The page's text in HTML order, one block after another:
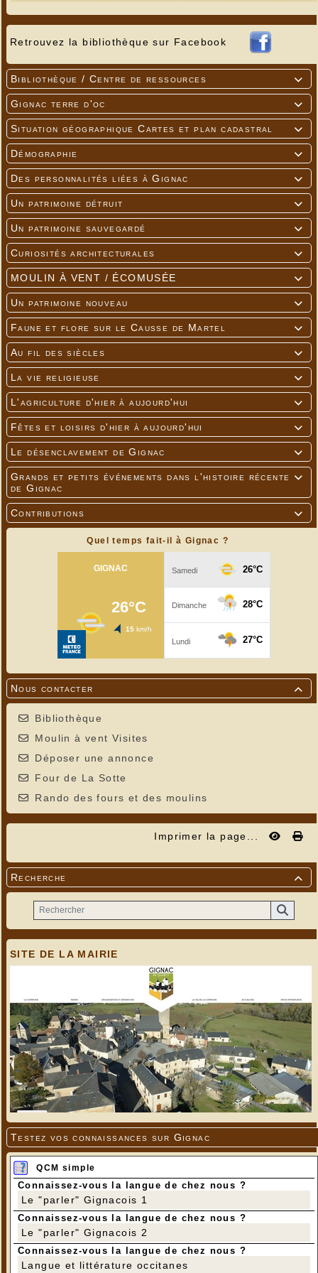
Retrouvez la bibliothèque sur Facebook

Bibliothèque / Centre de ressources

Gignac terre d'oc

Situation géographique Cartes et plan cadastral

Démographie

Des personnalités liées à Gignac

Un patrimoine détruit

Un patrimoine sauvegardé

Curiosités architecturales

MOULIN À VENT / ÉCOMUSÉE

Un patrimoine nouveau

Faune et flore sur le Causse de Martel

Au fil des siècles

La vie religieuse

L'agriculture d'hier à aujourd'hui

Fêtes et loisirs d'hier à aujourd'hui

Le désenclavement de Gignac

Grands et petits événements dans l'histoire récente
de Gignac

Contributions
Quel temps fait-il à Gignac ?

Nous contacter
Bibliothèque
Moulin à vent Visites
Déposer une annonce
Four de La Sotte
Rando des fours et des moulins
Imprimer la page...

Recherche
SITE DE LA MAIRIE
Testez vos connaissances sur Gignac
QCM simple
Connaissez-vous la langue de chez nous ?
Le "parler" Gignacois 1
Connaissez-vous la langue de chez nous ?
Le "parler" Gignacois 2
Connaissez-vous la langue de chez nous ?
Langue et littérature occitanes